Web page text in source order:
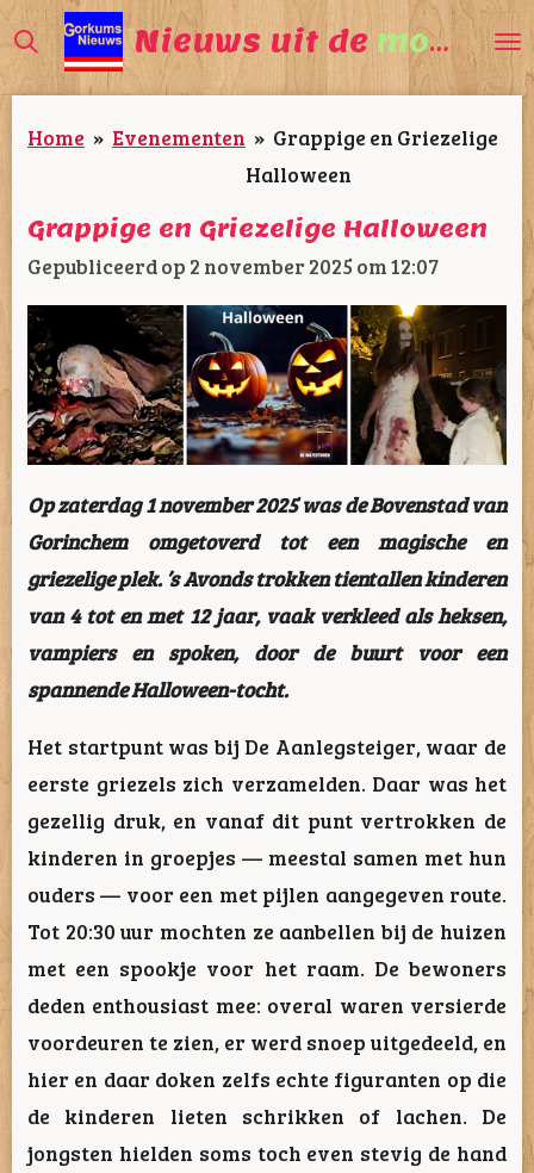
Ga
direct
naar
de
Nieuws uit de mooiste
Home » Evenementen » Grappige en Griezelige
Halloween
Grappige en Griezelige Halloween
Gepubliceerd op 2 november 2025 om 12:07
Op zaterdag 1 november 2025 was de Bovenstad van
Gorinchem omgetoverd tot een magische en
griezelige plek. ’s Avonds trokken tientallen kinderen
van 4 tot en met 12 jaar, vaak verkleed als heksen,
vampiers en spoken, door de buurt voor een
spannende Halloween-tocht.
Het startpunt was bij De Aanlegsteiger, waar de
eerste griezels zich verzamelden. Daar was het
gezellig druk, en vanaf dit punt vertrokken de
kinderen in groepjes — meestal samen met hun
ouders — voor een met pijlen aangegeven route.
Tot 20:30 uur mochten ze aanbellen bij de huizen
met een spookje voor het raam. De bewoners
deden enthousiast mee: overal waren versierde
voordeuren te zien, er werd snoep uitgedeeld, en
hier en daar doken zelfs echte figuranten op die
de kinderen lieten schrikken of lachen. De
jongsten hielden soms toch even stevig de hand